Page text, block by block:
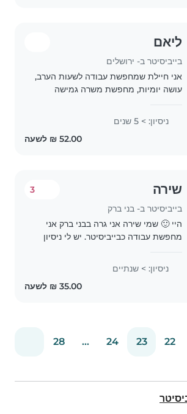
ליאם
בייביסיטר ב- ירושלים
אני חיילת שמחפשת עבודה לשעות הערב,
עושה יומיות, מחפשת משרה גמישה
ניסיון: > 5 שנים
שירה
בייביסיטר ב- בני ברק
3
היי 🙂 שמי שירה אני גרה בבני ברק אני
מחפשת עבודה כבייביסיטר. יש לי ניסיון
הילדים שלכם בבוקר / בצהריים תסמכו
ניסיון: > שנתיים
22
23
24
...
28